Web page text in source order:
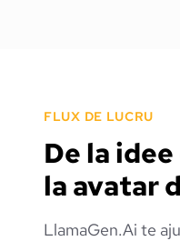
FLUX DE LUCRU
De la
la avatar
LlamaGen.Ai te